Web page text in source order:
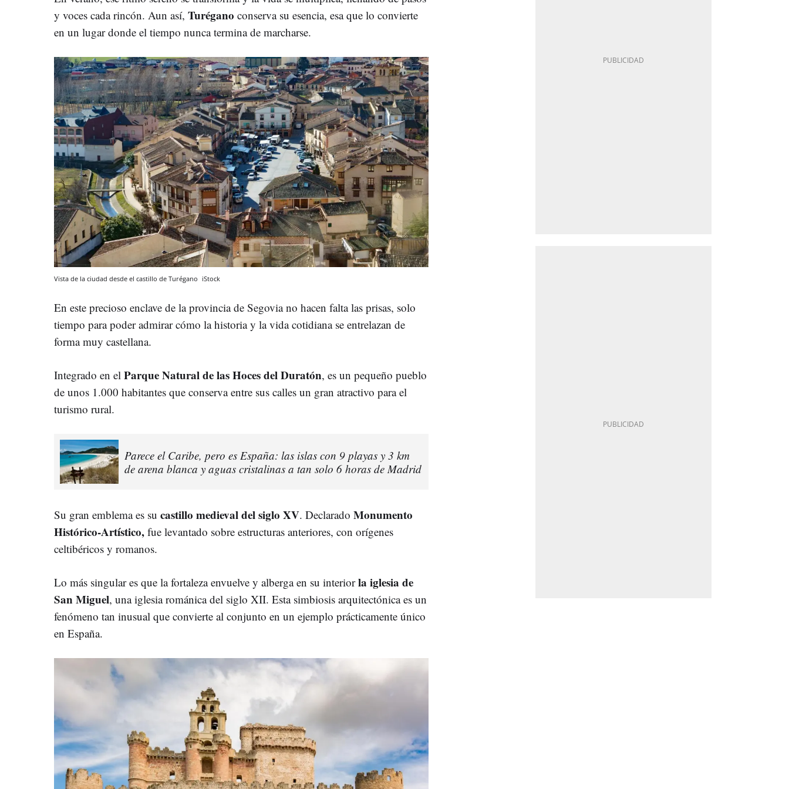
y voces cada rincón. Aun así, Turégano conserva su esencia, esa que lo convierte
en un lugar donde el tiempo nunca termina de marcharse.
Vista de la ciudad desde el castillo de Turégano iStock
En este precioso enclave de la provincia de Segovia no hacen falta las prisas, solo
tiempo para poder admirar cómo la historia y la vida cotidiana se entrelazan de
forma muy castellana.
Integrado en el Parque Natural de las Hoces del Duratón, es un pequeño pueblo
de unos 1.000 habitantes que conserva entre sus calles un gran atractivo para el
turismo rural.
Parece el Caribe, pero es España: las islas con 9 playas y 3 km
de arena blanca y aguas cristalinas a tan solo 6 horas de Madrid
Su gran emblema es su castillo medieval del siglo XV. Declarado Monumento
Histórico-Artístico, fue levantado sobre estructuras anteriores, con orígenes
celtibéricos y romanos.
Lo más singular es que la fortaleza envuelve y alberga en su interiorla iglesia de
San Miguel, una iglesia románica del siglo XII. Esta simbiosis arquitectónica es un
fenómeno tan inusual que convierte al conjunto en un ejemplo prácticamente único
en España.